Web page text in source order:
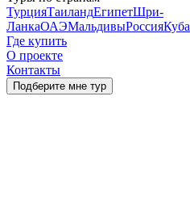
ТурцияТаиландЕгипетШри-
ЛанкаОАЭМальдивыРоссияКуба
Где купить
О проекте
Контакты
Подберите мне тур